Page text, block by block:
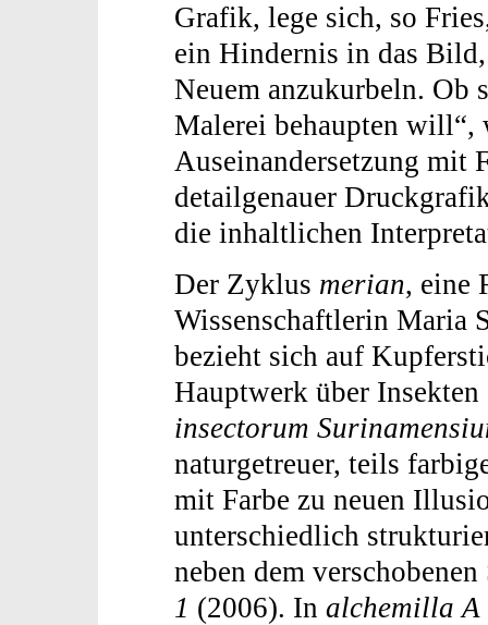
Grafik, lege sich, so
ein Hindernis in das
Neuem anzukurbeln. Ob
Malerei behaupten will“,
Auseinandersetzung mit
detailgenauer
die inhaltlichen
Der Zyklus merian, eine
Wissenschaftlerin Maria
bezieht sich auf
Hauptwerk über
insectorum
naturgetreuer, teils
mit Farbe zu neuen
unterschiedlich
neben dem
1 (2006). In alchemilla A